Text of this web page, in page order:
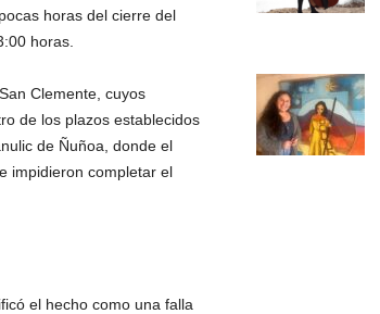
horas del cierre del
horas.
Clemente, cuyos
de los plazos establecidos
de Ñuñoa, donde el
impidieron completar el
el hecho como una falla